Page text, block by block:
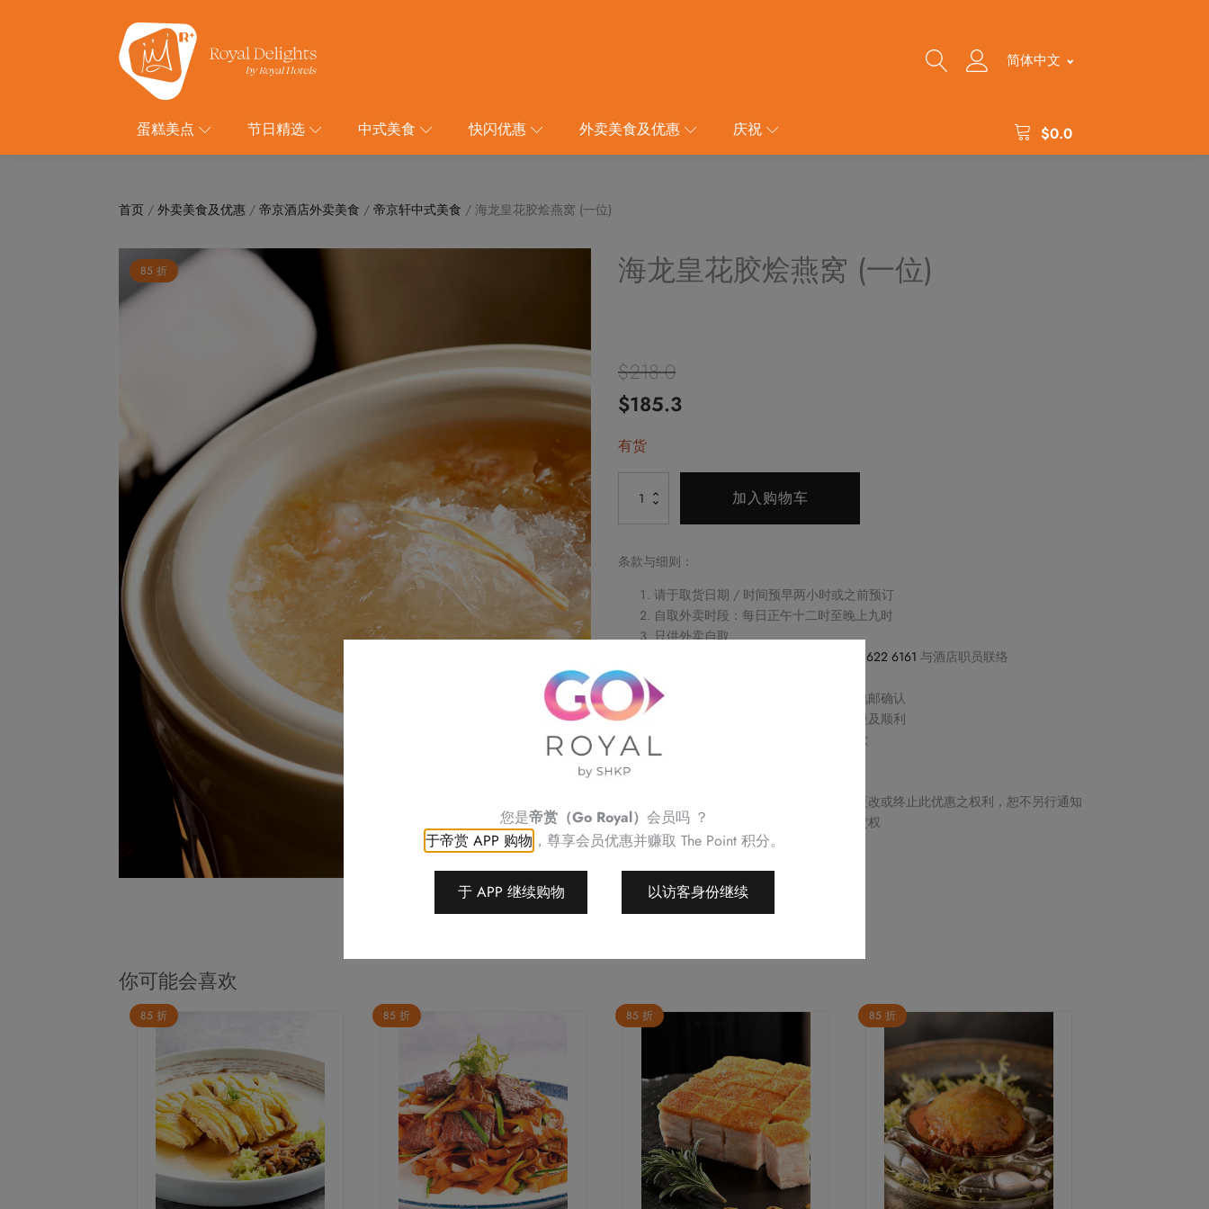
简体中文
蛋糕美点 节日精选 中式美食 快闪优惠 外卖美食及优惠 庆祝 $0.0
首页 / 外卖美食及优惠 / 帝京酒店外卖美食 / 帝京轩中式美食 / 海龙皇花胶烩燕窝 (一位)
85 折 海龙皇花胶烩燕窝 (一位)
$218.0
原
价
为：
$218.0。
$185.3当
价
为：
$185.3。
有货
花
(一
位)
数
量
加入购物车
条款与细则：
请于取货日期 / 时间预早两小时或之前预订
自取外卖时段：每日正午十二时至晚上九时
只供外卖自取
2622 6161 与酒店职员联络
订单详情及取货时间将会透过电话或电邮确认
请务必检查所填数据，以确保交易快捷及顺利
订单一经确认，不可更改、取消或退款
不可补发、更换或购买其他产品
帝京酒店保留修改优惠条款及细则、更改或终止此优惠之权利，恕不另行通知
如有任何争议，帝京酒店保留最终决定权
你可能会喜欢
85 折 85 折 85 折 85 折
您是帝赏（Go Royal） 会员吗 ？
于帝赏 APP 购物 ，尊享会员优惠并赚取 The Point 积分。
于 APP 继续购物 以访客身份继续